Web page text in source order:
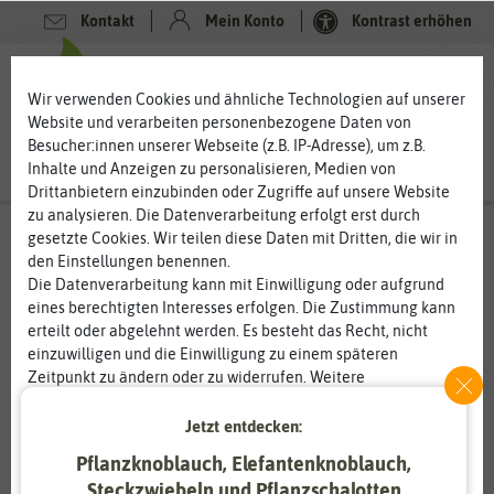
Kontakt Mein Konto Kontrast erhöhen
-50%
Wir verwenden Cookies und ähnliche Technologien auf unserer
Website und verarbeiten personenbezogene Daten von
Besucher:innen unserer Webseite (z.B. IP-Adresse), um z.B.
Inhalte und Anzeigen zu personalisieren, Medien von
Drittanbietern einzubinden oder Zugriffe auf unsere Website
zu analysieren. Die Datenverarbeitung erfolgt erst durch
gesetzte Cookies. Wir teilen diese Daten mit Dritten, die wir in
den Einstellungen benennen.
Die Datenverarbeitung kann mit Einwilligung oder aufgrund
eines berechtigten Interesses erfolgen. Die Zustimmung kann
erteilt oder abgelehnt werden. Es besteht das Recht, nicht
einzuwilligen und die Einwilligung zu einem späteren
Zeitpunkt zu ändern oder zu widerrufen. Weitere
Informationen zur Verwendung personenbezogener Daten und
den Diensten erklären wir in unsererDaten­schutz­erklärung
Essenziell Statistik
Jetzt entdecken:
Pflanzknoblauch, Elefantenknoblauch,